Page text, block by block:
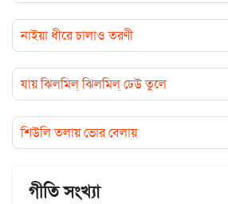
নাইয়া ধীরে চালাও তরণী
যায় ঝিলমিল্ ঝিলমিল্ ঢেউ তুলে
শিউলি তলায় ভোর বেলায়
গীতি সংখ্যা